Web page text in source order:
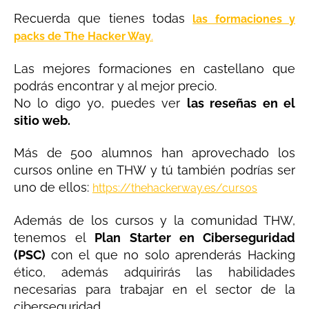
Recuerda que tienes todas las formaciones y
packs de The Hacker Way.
Las mejores formaciones en castellano que
podrás encontrar y al mejor precio.
No lo digo yo, puedes ver las reseñas en el
sitio web.
Más de 500 alumnos han aprovechado los
cursos online en THW y tú también podrías ser
uno de ellos: https://thehackerway.es/cursos
Además de los cursos y la comunidad THW,
tenemos el Plan Starter en Ciberseguridad
(PSC) con el que no solo aprenderás Hacking
ético, además adquirirás las habilidades
necesarias para trabajar en el sector de la